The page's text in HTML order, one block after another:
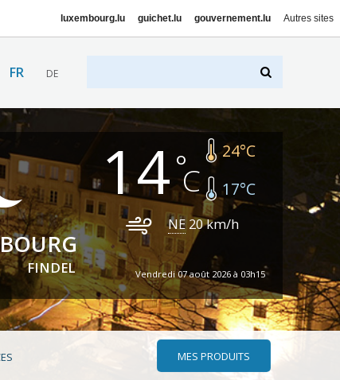
luxembourg.lu guichet.lu gouvernement.lu Autres sites
FR DE
FINDEL
14 24°C
17°C
NE 20km/h
Vendredi 07 août 2026 à 03h15
MES PRODUITS